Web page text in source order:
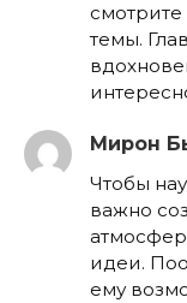
темы.
Мирон
Чтобы
важно
идеи.
ему